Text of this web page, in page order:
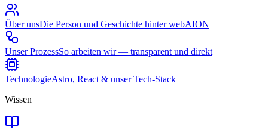
Über unsDie Person und Geschichte hinter webAION
Unser ProzessSo arbeiten wir — transparent und direkt
TechnologieAstro, React & unser Tech-Stack
Wissen